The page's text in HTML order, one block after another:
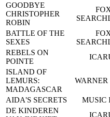
GOODBYE
CHRISTOPHER
ROBIN
BATTLE OF THE
SEXES
REBELS ON
POINTE
ISLAND OF
LEMURS:
MADAGASCAR
WARNER
AIDA'S SECRETS
MUSIC
DE KINDEREN